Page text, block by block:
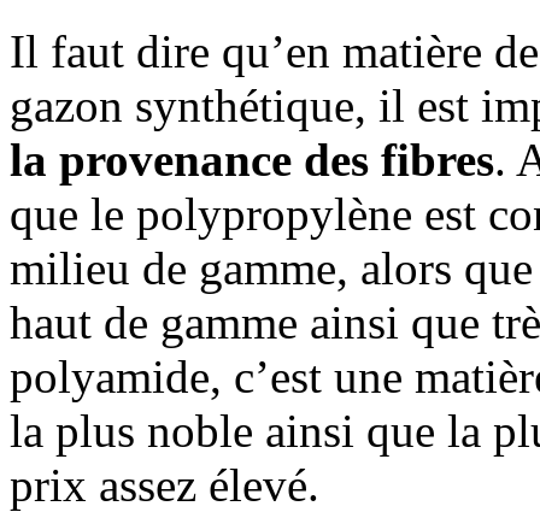
Il faut dire qu’en matière
gazon synthétique, il est
la provenance des fibres.
que le polypropylène est
milieu de gamme, alors
haut de gamme ainsi que
polyamide, c’est une
la plus noble ainsi que la
prix assez élevé.